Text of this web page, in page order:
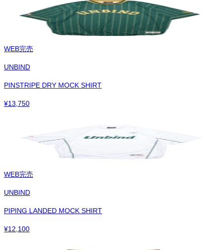
WEB完売
UNBIND
PINSTRIPE DRY MOCK SHIRT
¥13,750
WEB完売
UNBIND
PIPING LANDED MOCK SHIRT
¥12,100